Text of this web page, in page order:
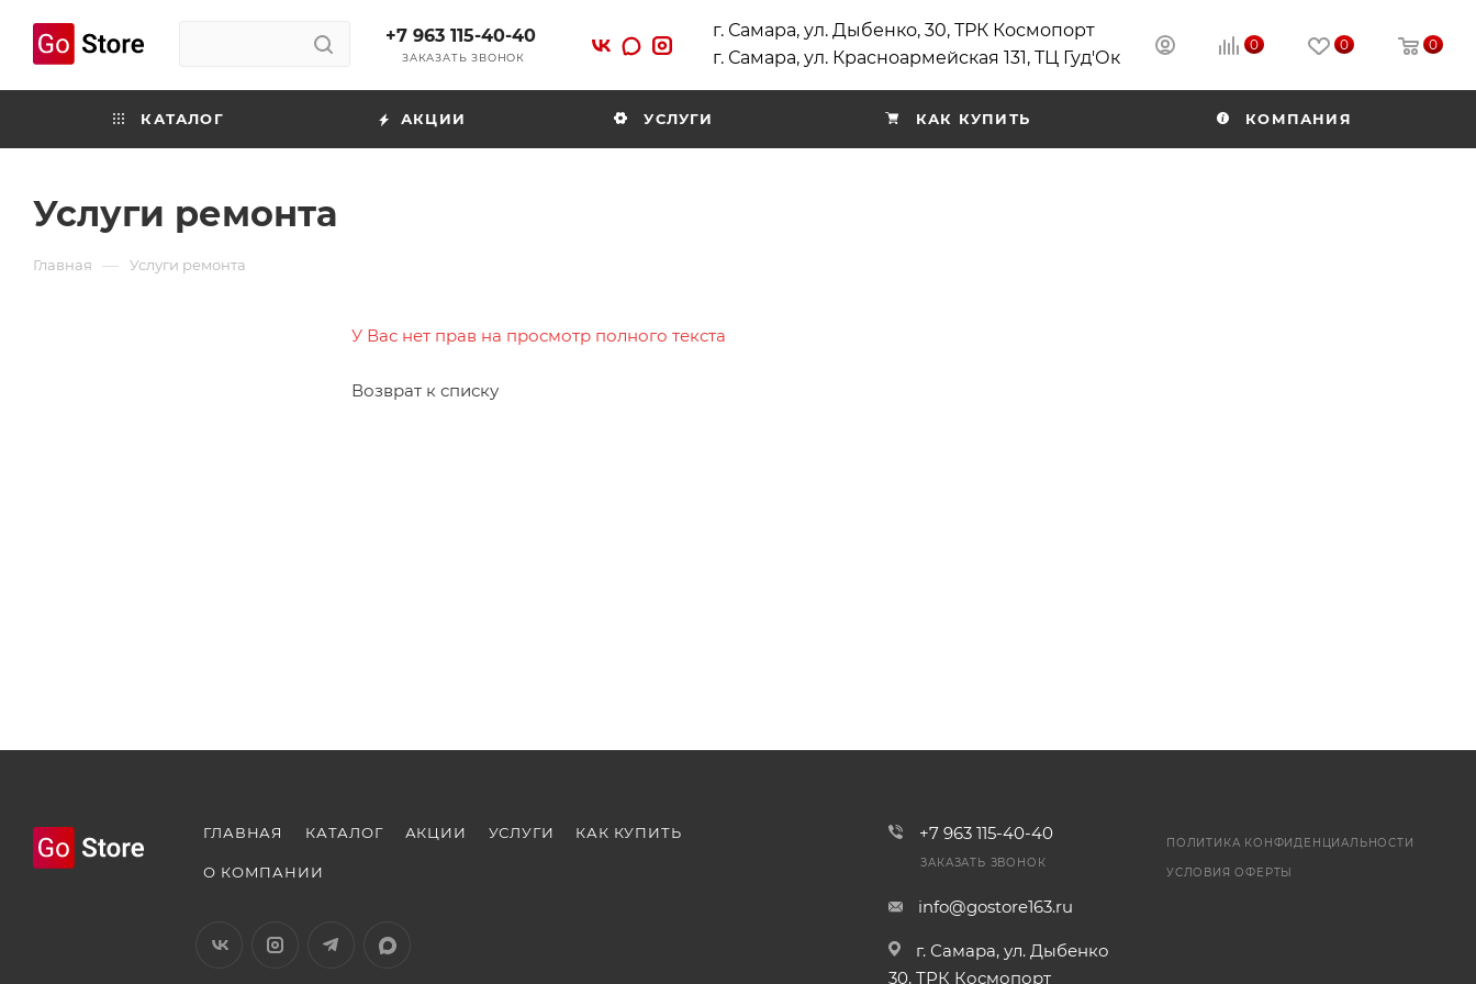
+7 963 115-40-40
ЗАКАЗАТЬ ЗВОНОК
г. Самара, ул. Дыбенко, 30, ТРК Космопорт
г. Самара, ул. Красноармейская 131, ТЦ Гуд'Ок
0 0 0
КАТАЛОГ АКЦИИ УСЛУГИ КАК КУПИТЬ КОМПАНИЯ
Услуги ремонта
Главная — Услуги ремонта
У Вас нет прав на просмотр полного текста
Возврат к списку
ГЛАВНАЯ КАТАЛОГ АКЦИИ УСЛУГИ КАК КУПИТЬ
О КОМПАНИИ
+7 963 115-40-40
ЗАКАЗАТЬ ЗВОНОК
info@gostore163.ru
г. Самара, ул. Дыбенко
30, ТРК Космопорт
ПОЛИТИКА КОНФИДЕНЦИАЛЬНОСТИ
УСЛОВИЯ ОФЕРТЫ